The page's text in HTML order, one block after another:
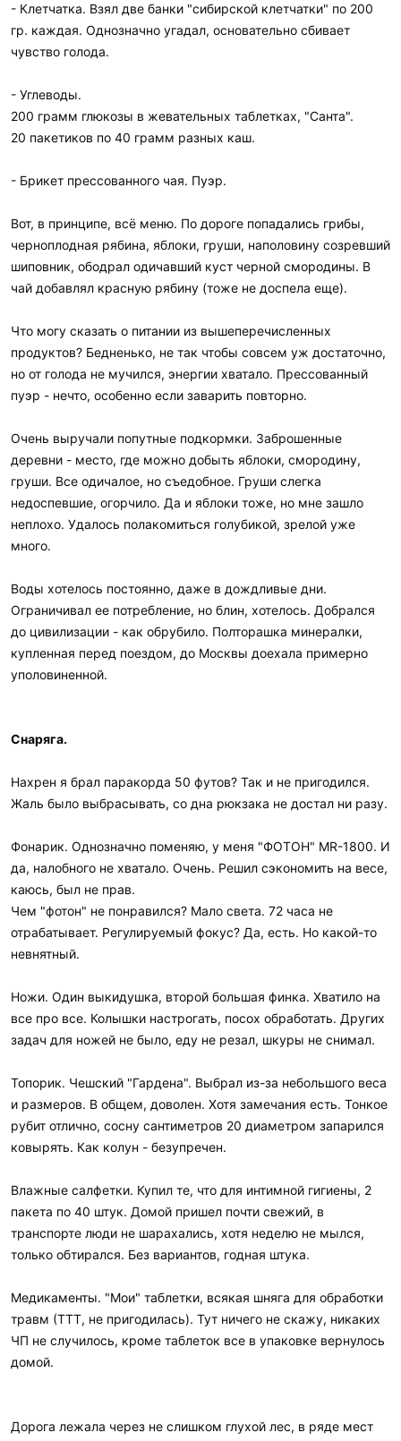
- Клетчатка. Взял две банки "сибирской клетчатки" по 200
гр. каждая. Однозначно угадал, основательно сбивает
чувство голода.
- Углеводы.
200 грамм глюкозы в жевательных таблетках, "Санта".
20 пакетиков по 40 грамм разных каш.
- Брикет прессованного чая. Пуэр.
Вот, в принципе, всё меню. По дороге попадались грибы,
черноплодная рябина, яблоки, груши, наполовину созревший
шиповник, ободрал одичавший куст черной смородины. В
чай добавлял красную рябину (тоже не доспела еще).
Что могу сказать о питании из вышеперечисленных
продуктов? Бедненько, не так чтобы совсем уж достаточно,
но от голода не мучился, энергии хватало. Прессованный
пуэр - нечто, особенно если заварить повторно.
Очень выручали попутные подкормки. Заброшенные
деревни - место, где можно добыть яблоки, смородину,
груши. Все одичалое, но съедобное. Груши слегка
недоспевшие, огорчило. Да и яблоки тоже, но мне зашло
неплохо. Удалось полакомиться голубикой, зрелой уже
много.
Воды хотелось постоянно, даже в дождливые дни.
Ограничивал ее потребление, но блин, хотелось. Добрался
до цивилизации - как обрубило. Полторашка минералки,
купленная перед поездом, до Москвы доехала примерно
уполовиненной.
Снаряга.
Нахрен я брал паракорда 50 футов? Так и не пригодился.
Жаль было выбрасывать, со дна рюкзака не достал ни разу.
Фонарик. Однозначно поменяю, у меня "ФОТОН" MR-1800. И
да, налобного не хватало. Очень. Решил сэкономить на весе,
каюсь, был не прав.
Чем "фотон" не понравился? Мало света. 72 часа не
отрабатывает. Регулируемый фокус? Да, есть. Но какой-то
невнятный.
Ножи. Один выкидушка, второй большая финка. Хватило на
все про все. Колышки настрогать, посох обработать. Других
задач для ножей не было, еду не резал, шкуры не снимал.
Топорик. Чешский "Гардена". Выбрал из-за небольшого веса
и размеров. В общем, доволен. Хотя замечания есть. Тонкое
рубит отлично, сосну сантиметров 20 диаметром запарился
ковырять. Как колун - безупречен.
Влажные салфетки. Купил те, что для интимной гигиены, 2
пакета по 40 штук. Домой пришел почти свежий, в
транспорте люди не шарахались, хотя неделю не мылся,
только обтирался. Без вариантов, годная штука.
Медикаменты. "Мои" таблетки, всякая шняга для обработки
травм (ТТТ, не пригодилась). Тут ничего не скажу, никаких
ЧП не случилось, кроме таблеток все в упаковке вернулось
домой.
Дорога лежала через не слишком глухой лес, в ряде мест